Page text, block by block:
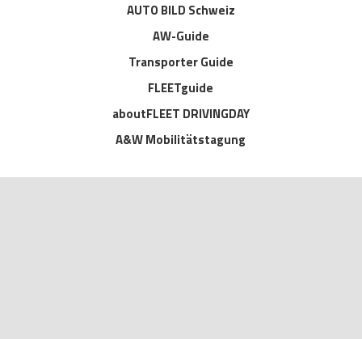
AUTO BILD Schweiz
AW-Guide
Transporter Guide
FLEETguide
aboutFLEET DRIVINGDAY
A&W Mobilitätstagung